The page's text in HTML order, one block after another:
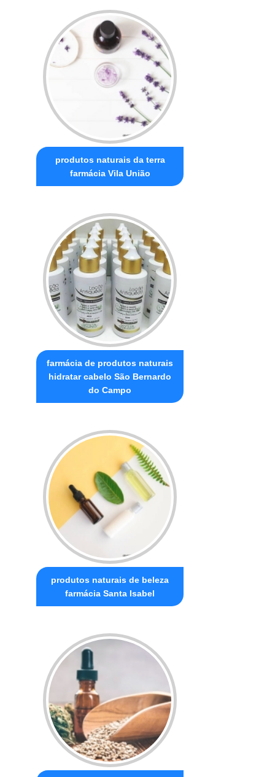
produtos naturais da terra
farmácia Vila União
farmácia de produtos naturais
hidratar cabelo São Bernardo
do Campo
produtos naturais de beleza
farmácia Santa Isabel